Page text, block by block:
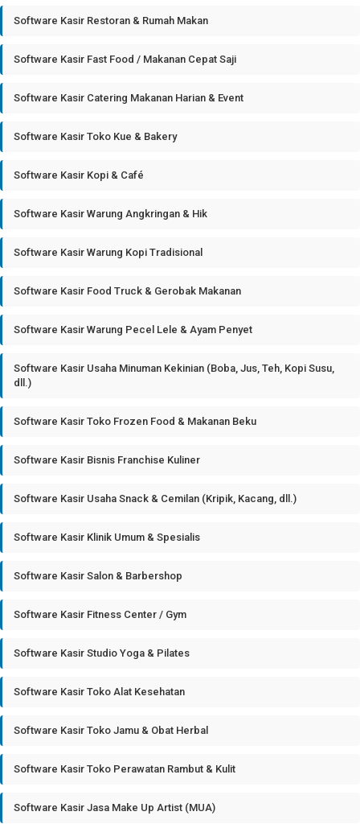
Software Kasir Restoran & Rumah Makan
Software Kasir Fast Food / Makanan Cepat Saji
Software Kasir Catering Makanan Harian & Event
Software Kasir Toko Kue & Bakery
Software Kasir Kopi & Café
Software Kasir Warung Angkringan & Hik
Software Kasir Warung Kopi Tradisional
Software Kasir Food Truck & Gerobak Makanan
Software Kasir Warung Pecel Lele & Ayam Penyet
Software Kasir Usaha Minuman Kekinian (Boba, Jus, Teh, Kopi Susu,
dll.)
Software Kasir Toko Frozen Food & Makanan Beku
Software Kasir Bisnis Franchise Kuliner
Software Kasir Usaha Snack & Cemilan (Kripik, Kacang, dll.)
Software Kasir Klinik Umum & Spesialis
Software Kasir Salon & Barbershop
Software Kasir Fitness Center / Gym
Software Kasir Studio Yoga & Pilates
Software Kasir Toko Alat Kesehatan
Software Kasir Toko Jamu & Obat Herbal
Software Kasir Toko Perawatan Rambut & Kulit
Software Kasir Jasa Make Up Artist (MUA)